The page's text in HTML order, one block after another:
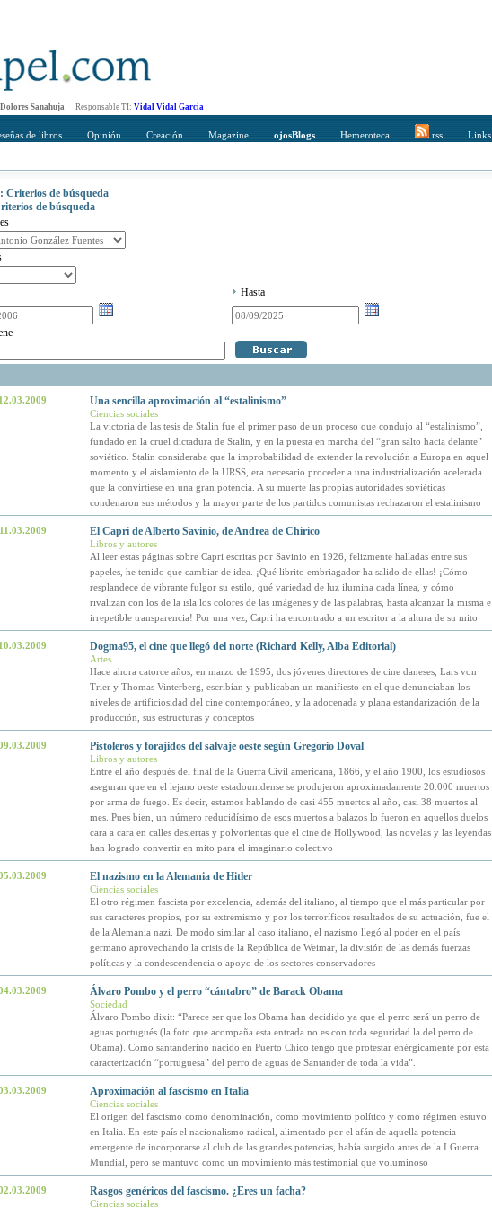
Dolores Sanahuja Responsable TI: Vidal Vidal Garcia
de libros Opinión Creación Magazine ojosBlogs Hemeroteca rss Links
Criterios de búsqueda
de búsqueda
Hasta
12.03.2009 Una sencilla aproximación al “estalinismo”
Ciencias sociales
La victoria de las tesis de Stalin fue el primer paso de un proceso que condujo al “estalinismo”,
fundado en la cruel dictadura de Stalin, y en la puesta en marcha del “gran salto hacia delante”
soviético. Stalin consideraba que la improbabilidad de extender la revolución a Europa en aquel
momento y el aislamiento de la URSS, era necesario proceder a una industrialización acelerada
que la convirtiese en una gran potencia. A su muerte las propias autoridades soviéticas
condenaron sus métodos y la mayor parte de los partidos comunistas rechazaron el estalinismo
11.03.2009 El Capri de Alberto Savinio, de Andrea de Chirico
Libros y autores
Al leer estas páginas sobre Capri escritas por Savinio en 1926, felizmente halladas entre sus
papeles, he tenido que cambiar de idea. ¡Qué librito embriagador ha salido de ellas! ¡Cómo
resplandece de vibrante fulgor su estilo, qué variedad de luz ilumina cada línea, y cómo
rivalizan con los de la isla los colores de las imágenes y de las palabras, hasta alcanzar la misma e
irrepetible transparencia! Por una vez, Capri ha encontrado a un escritor a la altura de su mito
10.03.2009 Dogma95, el cine que llegó del norte (Richard Kelly, Alba Editorial)
Artes
Hace ahora catorce años, en marzo de 1995, dos jóvenes directores de cine daneses, Lars von
Trier y Thomas Vinterberg, escribían y publicaban un manifiesto en el que denunciaban los
niveles de artificiosidad del cine contemporáneo, y la adocenada y plana estandarización de la
producción, sus estructuras y conceptos
Pistoleros y forajidos del salvaje oeste según Gregorio Doval
Libros y autores
Entre el año después del final de la Guerra Civil americana, 1866, y el año 1900, los estudiosos
aseguran que en el lejano oeste estadounidense se produjeron aproximadamente 20.000 muertos
por arma de fuego. Es decir, estamos hablando de casi 455 muertos al año, casi 38 muertos al
mes. Pues bien, un número reducidísimo de esos muertos a balazos lo fueron en aquellos duelos
cara a cara en calles desiertas y polvorientas que el cine de Hollywood, las novelas y las leyendas
han logrado convertir en mito para el imaginario colectivo
El nazismo en la Alemania de Hitler
Ciencias sociales
El otro régimen fascista por excelencia, además del italiano, al tiempo que el más particular por
sus caracteres propios, por su extremismo y por los terroríficos resultados de su actuación, fue el
de la Alemania nazi. De modo similar al caso italiano, el nazismo llegó al poder en el país
germano aprovechando la crisis de la República de Weimar, la división de las demás fuerzas
políticas y la condescendencia o apoyo de los sectores conservadores
Álvaro Pombo y el perro “cántabro” de Barack Obama
Sociedad
Álvaro Pombo dixit: “Parece ser que los Obama han decidido ya que el perro será un perro de
aguas portugués (la foto que acompaña esta entrada no es con toda seguridad la del perro de
Obama). Como santanderino nacido en Puerto Chico tengo que protestar enérgicamente por esta
caracterización “portuguesa” del perro de aguas de Santander de toda la vida”.
Aproximación al fascismo en Italia
Ciencias sociales
El origen del fascismo como denominación, como movimiento político y como régimen estuvo
en Italia. En este país el nacionalismo radical, alimentado por el afán de aquella potencia
emergente de incorporarse al club de las grandes potencias, había surgido antes de la I Guerra
Mundial, pero se mantuvo como un movimiento más testimonial que voluminoso
Rasgos genéricos del fascismo. ¿Eres un facha?
Ciencias sociales